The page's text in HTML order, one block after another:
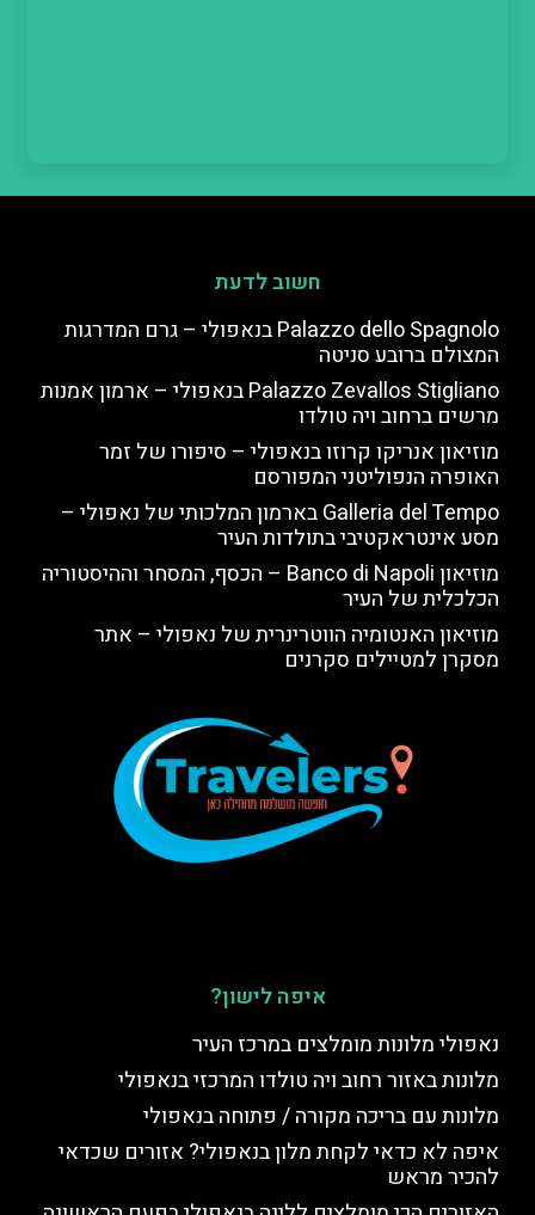
חשוב לדעת
Palazzo dello Spagnolo בנאפולי – גרם המדרגות
המצולם ברובע סניטה
Palazzo Zevallos Stigliano בנאפולי – ארמון אמנות
מרשים ברחוב ויה טולדו
מוזיאון אנריקו קרוזו בנאפולי – סיפורו של זמר
האופרה הנפוליטני המפורסם
Galleria del Tempo בארמון המלכותי של נאפולי –
מסע אינטראקטיבי בתולדות העיר
מוזיאון Banco di Napoli – הכסף, המסחר וההיסטוריה
הכלכלית של העיר
מוזיאון האנטומיה הווטרינרית של נאפולי – אתר
מסקרן למטיילים סקרנים
איפה לישון?
נאפולי מלונות מומלצים במרכז העיר
מלונות באזור רחוב ויה טולדו המרכזי בנאפולי
מלונות עם בריכה מקורה / פתוחה בנאפולי
איפה לא כדאי לקחת מלון בנאפולי? אזורים שכדאי
להכיר מראש